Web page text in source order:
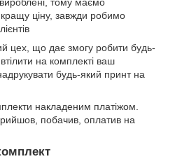
ціну, завжди робимо
цех, що дає змогу робити будь-
на комплекті ваш
будь-який принт на
накладеним платіжом.
побачив, оплатив на